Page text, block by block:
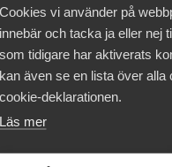
Cookies vi använder på
innebär och tacka ja eller nej
som tidigare har aktiverats
kan även se en lista över
cookie-deklarationen.
Läs mer
8